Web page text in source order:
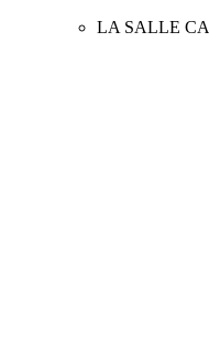
LA SALLE